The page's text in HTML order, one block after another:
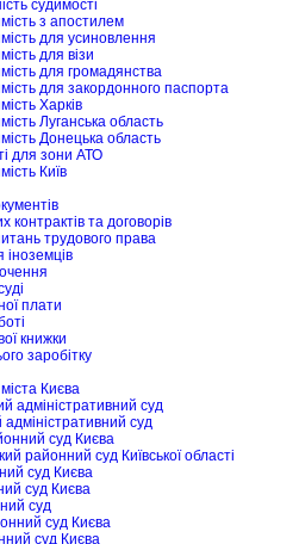
судимості
з апостилем
для усиновлення
для візи
для громадянства
для закордонного паспорта
Харків
Луганська область
Донецька область
для зони АТО
Київ
контрактів та договорів
трудового права
плати
книжки
заробітку
Києва
адміністративний суд
адміністративний суд
суд Києва
районний суд Київської області
суд Києва
суд Києва
суд
суд Києва
суд Києва